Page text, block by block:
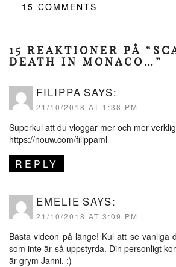
15 COMMENTS
15 REAKTIONER PÅ
DEATH IN MONACO…”
FILIPPA SAYS:
21/10/2018 AT 1:38 PM
Superkul att du vloggar mer och mer
https://nouw.com/filippaml
REPLY
EMELIE SAYS:
21/10/2018 AT 3:09 PM
Bästa videon på länge! Kul att se vanliga
som inte är så uppstyrda. Din personligt
är grym Janni. :)